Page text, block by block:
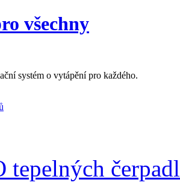
všechny
systém o vytápění pro každého.
tepelných